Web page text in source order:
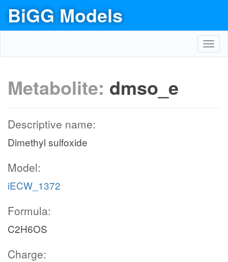
BiGG Models
Metabolite: dmso_e
Descriptive name:
Dimethyl sulfoxide
Model:
iECW_1372
Formula:
C2H6OS
Charge: